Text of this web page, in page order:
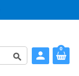
search person
0